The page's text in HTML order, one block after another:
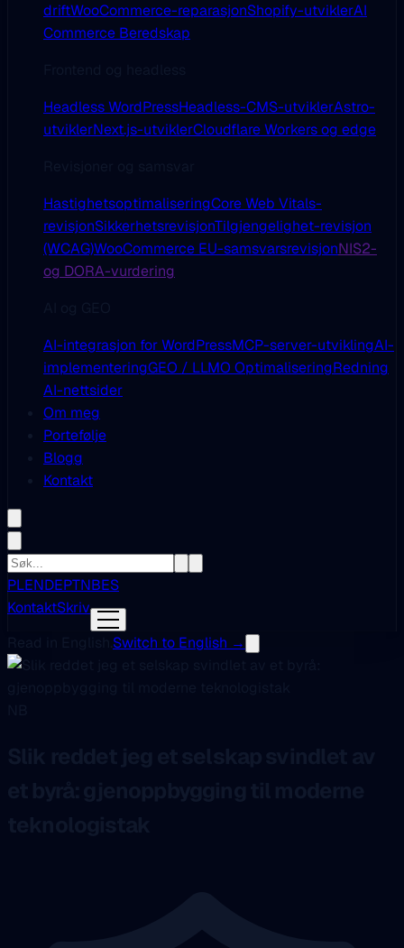
driftWooCommerce-reparasjonShopify-utviklerAI
Commerce Beredskap
Headless WordPressHeadless-CMS-utviklerAstro-
utviklerNext.js-utviklerCloudflare Workers og edge
HastighetsoptimaliseringCore Web Vitals-
revisjonSikkerhetsrevisjonTilgjengelighet-revisjon
(WCAG)WooCommerce EU-samsvarsrevisjonNIS2-
og DORA-vurdering
AI-integrasjon for WordPressMCP-server-utviklingAI-
implementeringGEO / LLMO OptimaliseringRedning
AI-nettsider
Om meg
Portefølje
Blogg
Kontakt
PLENDEPTNBES
KontaktSkriv
Switch to English →